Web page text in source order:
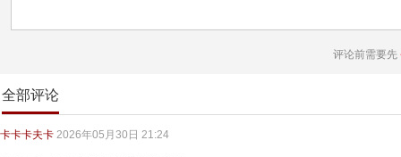
评论前需要先
全部评论
卡卡卡夫卡 2026年05月30日 21:24